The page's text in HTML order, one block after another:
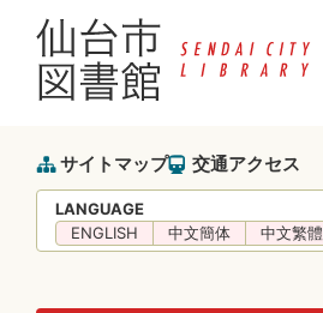
サイトマップ 交通アクセス
LANGUAGE
ENGLISH
中文簡体 中文繁體